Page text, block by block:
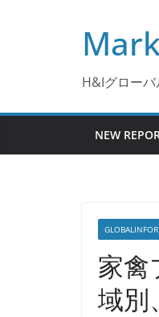
H&Iグロー
NEW
家禽
域別